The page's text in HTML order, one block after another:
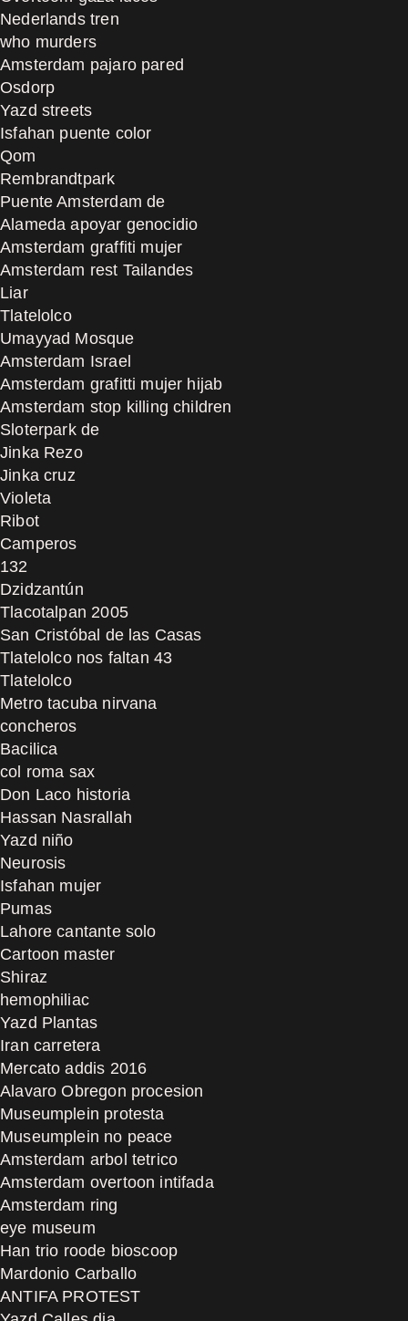
Nederlands tren
who murders
Amsterdam pajaro pared
Osdorp
Yazd streets
Isfahan puente color
Qom
Rembrandtpark
Puente Amsterdam de
Alameda apoyar genocidio
Amsterdam graffiti mujer
Amsterdam rest Tailandes
Liar
Tlatelolco
Umayyad Mosque
Amsterdam Israel
Amsterdam grafitti mujer hijab
Amsterdam stop killing children
Sloterpark de
Jinka Rezo
Jinka cruz
Violeta
Ribot
Camperos
132
Dzidzantún
Tlacotalpan 2005
San Cristóbal de las Casas
Tlatelolco nos faltan 43
Tlatelolco
Metro tacuba nirvana
concheros
Bacilica
col roma sax
Don Laco historia
Hassan Nasrallah
Yazd niño
Neurosis
Isfahan mujer
Pumas
Lahore cantante solo
Cartoon master
Shiraz
hemophiliac
Yazd Plantas
Iran carretera
Mercato addis 2016
Alavaro Obregon procesion
Museumplein protesta
Museumplein no peace
Amsterdam arbol tetrico
Amsterdam overtoon intifada
Amsterdam ring
eye museum
Han trio roode bioscoop
Mardonio Carballo
ANTIFA PROTEST